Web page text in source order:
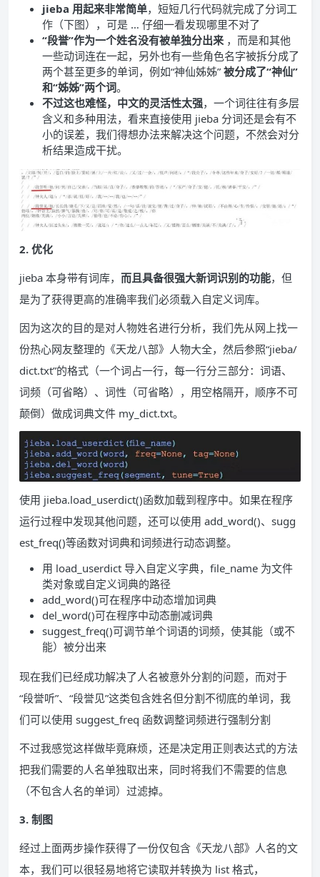
jieba 用起来非常简单，短短几行代码就完成了分词工
作（下图），可是 … 仔细一看发现哪里不对了
“段誉”作为一个姓名没有被单独分出来 ，而是和其他
一些动词连在一起，另外也有一些角色名字被拆分成了
两个甚至更多的单词，例如“神仙姊姊” 被分成了“神仙”
和“姊姊”两个词。
不过这也难怪，中文的灵活性太强，一个词往往有多层
含义和多种用法，看来直接使用 jieba 分词还是会有不
小的误差，我们得想办法来解决这个问题，不然会对分
析结果造成干扰。
2. 优化
jieba 本身带有词库， 而且具备很强大新词识别的功能，但
是为了获得更高的准确率我们必须载入自定义词库。
因为这次的目的是对人物姓名进行分析，我们先从网上找一
份热心网友整理的《天龙八部》人物大全，然后参照“jieba/
dict.txt”的格式（一个词占一行，每一行分三部分：词语、
词频（可省略）、词性（可省略），用空格隔开，顺序不可
颠倒）做成词典文件 my_dict.txt。
使用 jieba.load_userdict()函数加载到程序中。如果在程序
运行过程中发现其他问题，还可以使用 add_word()、sugg
est_freq()等函数对词典和词频进行动态调整。
用 load_userdict 导入自定义字典，ﬁle_name 为文件
类对象或自定义词典的路径
add_word()可在程序中动态增加词典
del_word()可在程序中动态删减词典
suggest_freq()可调节单个词语的词频，使其能（或不
能）被分出来
现在我们已经成功解决了人名被意外分割的问题，而对于
“段誉听”、“段誉见”这类包含姓名但分割不彻底的单词，我
们可以使用 suggest_freq 函数调整词频进行强制分割
不过我感觉这样做毕竟麻烦，还是决定用正则表达式的方法
把我们需要的人名单独取出来，同时将我们不需要的信息
（不包含人名的单词）过滤掉。
3. 制图
经过上面两步操作获得了一份仅包含《天龙八部》人名的文
本，我们可以很轻易地将它读取并转换为 list 格式，